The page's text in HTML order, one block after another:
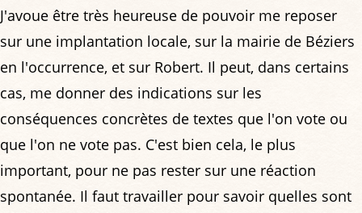
J'avoue être très heureuse de pouvoir me reposer
sur une implantation locale, sur la mairie de Béziers
en l'occurrence, et sur Robert. Il peut, dans certains
cas, me donner des indications sur les
conséquences concrètes de textes que l'on vote ou
que l'on ne vote pas. C'est bien cela, le plus
important, pour ne pas rester sur une réaction
spontanée. Il faut travailler pour savoir quelles sont